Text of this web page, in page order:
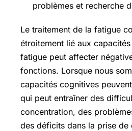
problèmes et recherche
Le traitement de la fatigue
étroitement lié aux
fatigue peut affecter
fonctions. Lorsque nous
capacités cognitives
qui peut entraîner des
concentration, des
des déficits dans la prise de